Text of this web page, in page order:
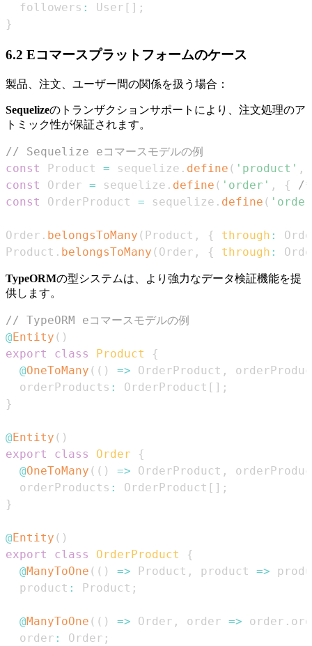
  followers
: User [ ] ;
}
6.2 Eコマースプラットフォームのケース
製品、注文、ユーザー間の関係を扱う場合：
Sequelizeのトランザクションサポートにより、注文処理のア
トミック性が保証されます。
// Sequelize eコマースモデルの例
const
Product = sequelize . define ( 'product' ,
const
Order = sequelize . define ( 'order' , {
/
const
OrderProduct = sequelize . define (
Order . belongsToMany ( Product , { through :
Product . belongsToMany ( Order , { through :
TypeORMの型システムは、より強力なデータ検証機能を提
供します。
// TypeORM eコマースモデルの例
@Entity ( )
export
class Product
{
@OneToMany ( ( ) => OrderProduct ,
  orderProducts
: OrderProduct [ ] ;
}
@Entity ( )
export
class Order
{
@OneToMany ( ( ) => OrderProduct ,
  orderProducts
: OrderProduct [ ] ;
}
@Entity ( )
export
class OrderProduct
{
@ManyToOne ( ( ) => Product , product =>
  product
: Product ;
@ManyToOne ( ( ) => Order , order => order .
  order
: Order ;